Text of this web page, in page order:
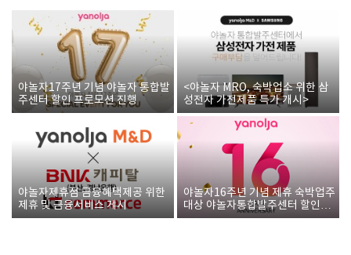
야놀자17주년 기념 야놀자 통합발
주센터 할인 프로모션 진행
<야놀자 MRO, 숙박업소 위한 삼
성전자 가전제품 특가 개시>
야놀자제휴점 금융혜택제공 위한
제휴 및 금융서비스 게시
야놀자16주년 기념 제휴 숙박업주
대상 야놀자통합발주센터 할인쿠
폰 증정